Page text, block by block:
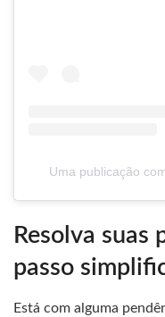
Uma publicação
Resolva suas
passo
Está com alguma